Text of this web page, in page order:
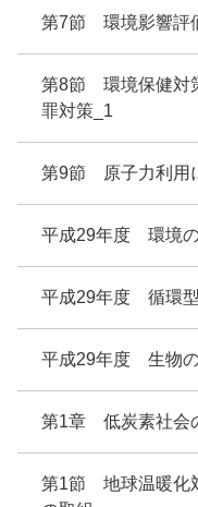
第7節 環境影響評
第8節 環境保健対
罪対策_1
第9節 原子力利用
平成29年度 環境
平成29年度 循環
平成29年度 生物の
第1章 低炭素社会
第1節 地球温暖化